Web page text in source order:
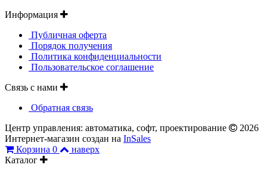
Информация
Публичная оферта
Порядок получения
Политика конфиденциальности
Пользовательское соглашение
Связь с нами
Обратная связь
Центр управления: автоматика, софт, проектирование
2026
Интернет-магазин создан на InSales
Корзина 0
наверх
Каталог